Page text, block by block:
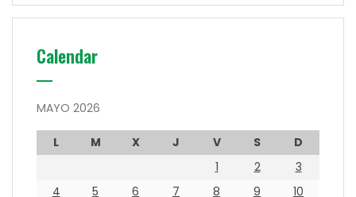
Calendar
MAYO 2026
L M X J V S
D
1
2
3
4
5 6 7 8 9
10